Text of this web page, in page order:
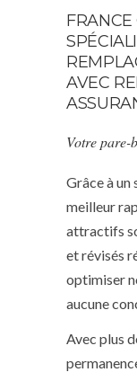
FRANCE
AVEC
Votre pare-
Grâce à un
meilleur
attractifs
et révisés
optimiser
aucune
Avec plus